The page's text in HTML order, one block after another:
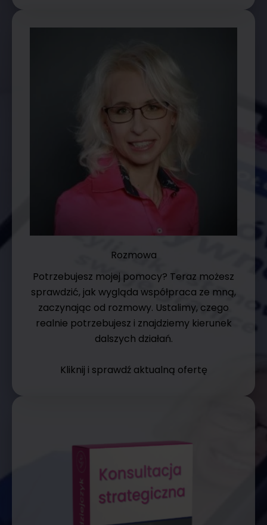
Rozmowa
Potrzebujesz mojej pomocy? Teraz możesz
sprawdzić, jak wygląda współpraca ze mną,
zaczynając od rozmowy. Ustalimy, czego
realnie potrzebujesz i znajdziemy kierunek
dalszych działań.
Kliknij i sprawdź aktualną ofertę